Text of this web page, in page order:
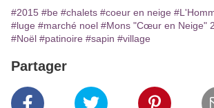
#2015 #be #chalets #coeur en neige
#luge #marché noel #Mons "Cœur en Neige"
#Noël #patinoire #sapin #village
Partager